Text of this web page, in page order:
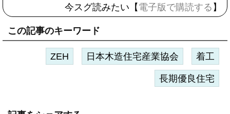
今スグ読みたい【 電子版で購読する 】
この記事のキーワード
ZEH 日本木造住宅産業協会 着工
長期優良住宅